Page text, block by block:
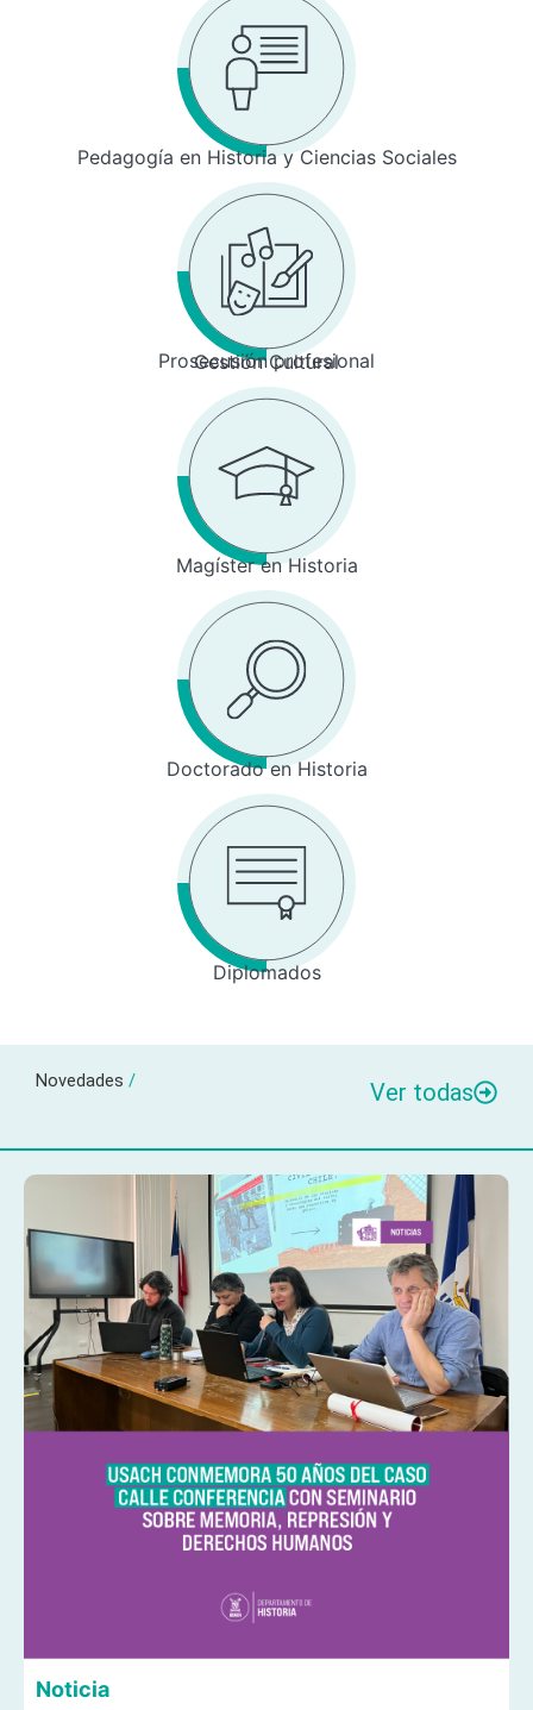
Pedagogía en Historia y Ciencias Sociales
Prosecusión profesional
Gestión Cultural
Magíster en Historia
Doctorado en Historia
Diplomados
Novedades / Ver todas
Noticia